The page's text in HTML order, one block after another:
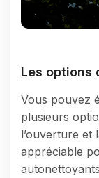
Les options
Vous pouvez
plusieurs
l’ouverture et
appréciable